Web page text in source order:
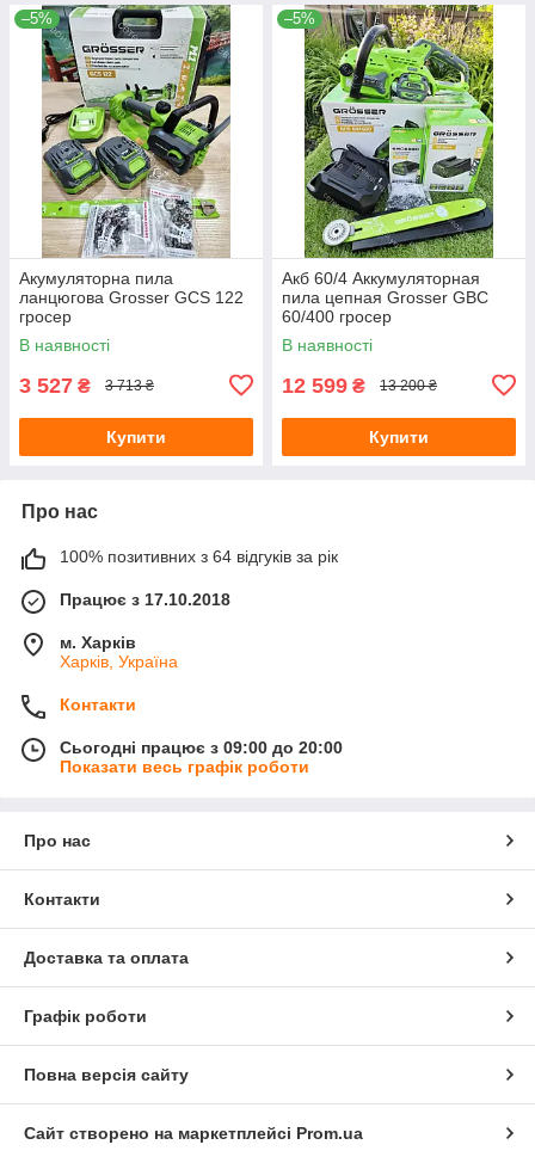
–5%
Акумуляторна пила
ланцюгова Grosser GCS 122
гросер
В наявності
3 527 ₴ 3 713 ₴
Купити
–5%
Акб 60/4 Аккумуляторная
пила цепная Grosser GBC
60/400 гросер
В наявності
12 599 ₴ 13 200 ₴
Купити
Про нас
100% позитивних з 64 відгуків за рік
Працює з 17.10.2018
м. Харків
Харків, Україна
Контакти
Сьогодні працює з 09:00 до 20:00
Показати весь графік роботи
Про нас
Контакти
Доставка та оплата
Графік роботи
Повна версія сайту
Сайт створено на маркетплейсі Prom.ua